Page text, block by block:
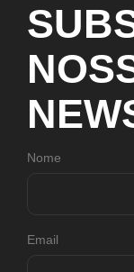
Nome
Email